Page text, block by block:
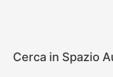
Cerca in Spazio